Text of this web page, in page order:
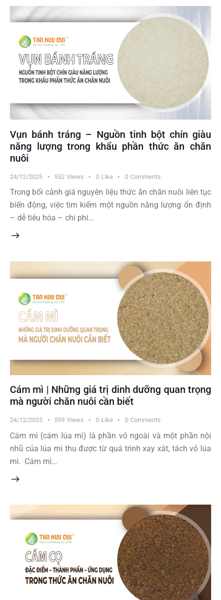
Vụn bánh tráng – Nguồn tinh bột chín giàu
năng lượng trong khẩu phần thức ăn chăn
nuôi
24/12/2025 552 Views 0 Like 0 Comments
Trong bối cảnh giá nguyên liệu thức ăn chăn nuôi liên tục
biến động, việc tìm kiếm một nguồn năng lượng ổn định
– dễ tiêu hóa – chi phí…
Cám mì | Những giá trị dinh dưỡng quan trọng
mà người chăn nuôi cần biết
24/12/2025 599 Views 0 Like 0 Comments
Cám mì (cám lúa mì) là phần vỏ ngoài và một phần nội
nhũ của lúa mì thu được từ quá trình xay xát, tách vỏ lúa
mì. Cám mì…